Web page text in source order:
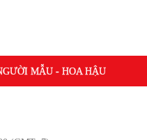
MẪU - HOA HẬU